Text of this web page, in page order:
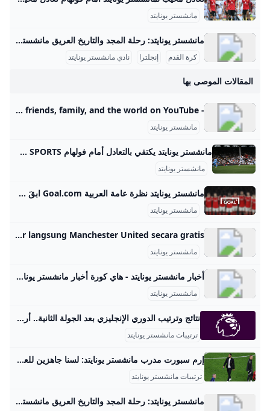
مانشستر يونايتد
مانشستر يونايتد: رحلة المجد والتاريخ العريق مانشستر يونايتد هو واحد من أعرق وأشهر أندية كرة القدم في إنجلترا والعالم. تأسس النادي في عام 1878 تحت اسم نيوتن هيث، وتغير اسمه إلى مانشستر يونايتد في عام 1902. منذ ذلك الحين، خطى خطوات كبيرة ليصبح رمزاً من رموز كرة القدم بل وأكثر الأندية تحقيقًا للبطولات في إنجلترا. تاريخ النادي وبداياته بدأ مانشستر يونايتد كفريق بسيط من عمال السكك الحديدية، ثم تطور ليصبح من أبرز الأندية التي فازت بالعديد من الألقاب.
كرة القدم إنجلترا نادي مانشستر يونايتد
المقالات الموصى بها
- YouTube Enjoy the videos and music you love, upload original content, and share it all with friends, family, and the world on YouTube.
مانشستر يونايتد
مانشستر يونايتد يكتفي بالتعادل أمام فولهام beIN SPORTS اكتفى مانشستر يونايتد بالتعادل الإيجابي 1-1 مع مستضيفه فولهام اليوم الأحد ضمن المرحلة الثانية من الدوري الإنجليزي الممتاز. اكتفى مانشستر يونايتد بالتعادل الإيجابي 1-1 مع مستضيفه فولهام اليوم الأحد ضمن المرحلة الثانية من الدوري الإنجليزي الممتاز. وأضاع قائد مانشستر يونايتد برونو فيرنانديش ركلة جزاء في الدقيقة 38 بطريقة غريبة عندما سدد فوق العارضة. وجاء الفرج للشياطين الحمر عن طريق الفرنسي ليني يورو الذي تابع برأسه ركنية رفعها مبويمو، وساهم بدخولها لاعب فولهام رودريغو مونيز 58.
مانشستر يونايتد
مانشستر يونايتد نظرة عامة العربية Goal.com ابقَ في الطليعة مع أحدث مانشستر يونايتد التغطيات. تعرف على آخر الأخبار وإحصاءات الفريق واللاعبين ونتائج المباريات في الوقت الفعلي، كل ذلك على GOAL
مانشستر يونايتد
Statistik hasil jadwal & transfer Manchester United Soccerway Soccerway menyediakan statistik, hasil, jadwal, transfer, dan skor langsung Manchester United secara gratis.
مانشستر يونايتد
أخبار مانشستر يونايتد - هاي كورة أخبار مانشستر يونايتد هو احد الاقسام الرياضية في هاي كورة
مانشستر يونايتد
نتائج وترتيب الدوري الإنجليزي بعد الجولة الثانية.. أرسنال وتوتنهام في الصدارة تعرف على نتائج وترتيب الدوري الإنجليزي بعد الجولة الثانية.. أرسنال وتوتنهام يتقاسمان الصدارة، وتشيلسي في المركز الثالث، بينما مانشستر يونايتد يواصل التعثر. رياضة الدوري الإنجليزي أحمد الحبوسي الإثنين 25 أغسطس 2025 - 08:40 الترتيب النادي لعب فاز تعادل خسر له عليه نقاط 1 أرسنال 2 2 0 0 6 0 6 2 توتنهام 2 2 0 0 5 0 6 3 تشلسي 2 1 1 0 5 1 4 4 نوتنغهام فوريست 2 1 1 0 4 2 4 5 ليفربول 1 1 0 0 4 2 3 6 مانشستر سيتي 2 1 0 1 4 2 3 7 ساندرلاند 2 1 0 1 3 2 3 8 إيفرتون 2 1 0 1 2 1 3 9 بورنموث 2 1 0 1 3 4 3 10 برنتفورد 2 1 0 1 2 3 3 11 بيرنلي 2 1 0 1 2 3 3 12 ليدز يونايتد 2 1 0 1 1 5 3 13 فولهام 2 0 2 0 2 2 2 14 كريستال بالاس 2 0 2 0 1 1 2 15 نيوكاسل يونايتد 1 0 1 0 0 0 1 16 مانشستر يونايتد 2 0 1 1 1 2 1 17 أستون فيلا 2 0 1 1 0 1 1 18 برايتون 2 0 1 1 1 3 1 19 ولفرهامبتون 2 0 0 2 0 5 0 20 وست هام 2 0 0 2 1 8 0 تم تحرير هذا المقال من قبل فريق موقع “أنا الخبر” اعتمادًا على نتائج المباريات الرسمية وترتيب الدوري الإنجليزي.
ترتيبات مانشستر يونايتد
إرم سبورت مدرب مانشستر يونايتد: لسنا جاهزين للعب في المسابقات القارية …. قال روبن أموريم، مدرب مانشستر يونايتد الإنجليزي، اليوم الثلاثاء، إن فريقه ليس …. قال روبن أموريم، مدرب مانشستر يونايتد الإنجليزي، اليوم الثلاثاء، إن فريقه ليس اشترك في النشرة الإخبارية حتى تصلك آخر الأخبار ما حقيقة تزوير عمر لامين يامال؟ منذ 11 ساعة 2احتفلت نيكي نيكول بعيد ميلادها ال25 مع لامين يامال. وفاجأت متابعيها عبر إنستغرام باستعراض قلادة فاخرة زعمت أنها تلقتها هدية من معجب. وظهرت نيكول في مشهد رومانسي إلى جانب يامال وهما يحتضنان بعضهما في لقطة انتشرت بسرعة عبر المنصات.
ترتيبات مانشستر يونايتد
مانشستر يونايتد: رحلة المجد والتاريخ العريق مانشستر يونايتد هو واحد من أعرق وأشهر أندية كرة القدم في إنجلترا والعالم. تأسس النادي في عام 1878 تحت اسم نيوتن هيث، وتغير اسمه إلى مانشستر يونايتد في عام 1902. منذ ذلك الحين، خطى خطوات كبيرة ليصبح رمزاً من رموز كرة القدم بل وأكثر الأندية تحقيقًا للبطولات في إنجلترا. تاريخ النادي وبداياته بدأ مانشستر يونايتد كفريق بسيط من عمال السكك الحديدية، ثم تطور ليصبح من أبرز الأندية التي فازت بالعديد من الألقاب.